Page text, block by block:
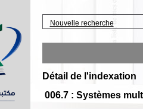
Nouvelle recherche
Détail de l'indexation
006.7 : Systèmes